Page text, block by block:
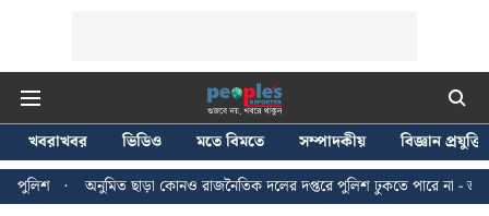
খবরাখবর ভিডিও মতে বিমতে সম্পাদকীয়
বিজ্ঞান প্রযুক্তি
পুলিশ
অনুমিত ছাড়া কোনও রাজনৈতিক দলের দপ্তরে পুলিশ ঢুকতে পারে না - জন